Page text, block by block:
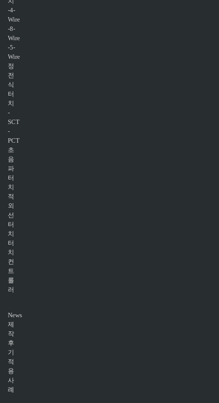
-4-
Wire
-8-
Wire
-5-
Wire
정
전
식
터
치
-
SCT
-
PCT
초
음
파
터
치
적
외
선
터
치
터
치
컨
트
롤
러
News
제
작
후
기
적
용
사
례